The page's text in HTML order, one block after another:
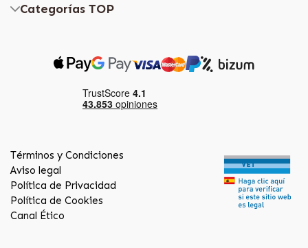
Categorías TOP
Términos y Condiciones
Aviso legal
Política de Privacidad
Política de Cookies
Canal Ético